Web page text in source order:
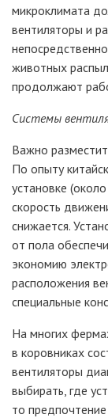
микроклимата
вентиляторы и
животных
продолжают
Системы
Важно
По опыту
установке
скорость
снижается.
от пола
экономию
расположения
специальные
На многих
в коровниках
вентиляторы
выбирать, где
то